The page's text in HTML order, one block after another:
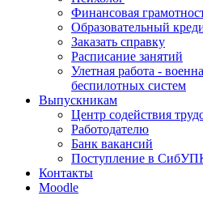
Финансовая
Образовательный
Заказать справку
Расписание занятий
Улетная работа -
беспилотных систем
Выпускникам
Центр содействия
Работодателю
Банк вакансий
Поступление в
Контакты
Moodle